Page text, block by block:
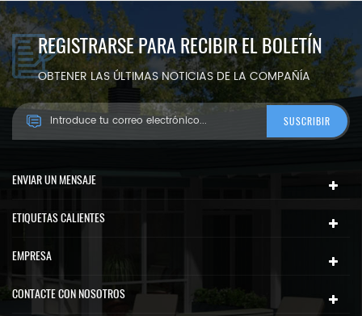
REGISTRARSE PARA RECIBIR EL BOLETÍN
OBTENER LAS ÚLTIMAS NOTICIAS DE LA COMPAÑÍA
ENVIAR UN MENSAJE
ETIQUETAS CALIENTES
EMPRESA
CONTACTE CON NOSOTROS